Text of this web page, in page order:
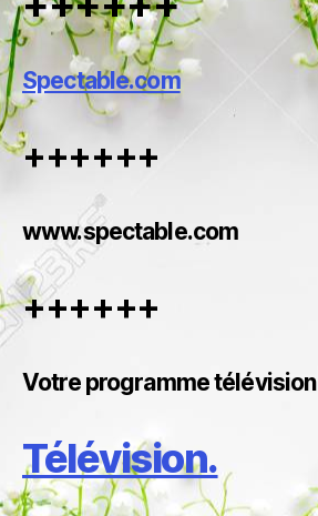
Spectable.com
++++++
www.spectable.com
++++++
Votre programme télévision
Télévision.